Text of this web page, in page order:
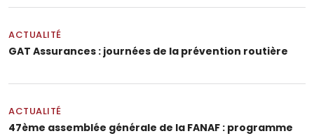
ACTUALITÉ
GAT Assurances : journées de la prévention routière
ACTUALITÉ
47ème assemblée générale de la FANAF : programme